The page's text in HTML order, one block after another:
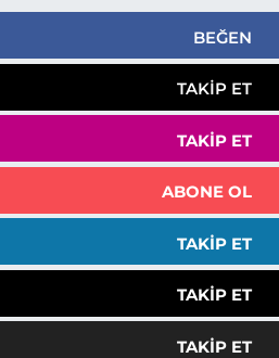
BEĞEN
TAKIP ET
TAKIP ET
ABONE OL
TAKIP ET
TAKIP ET
TAKIP ET